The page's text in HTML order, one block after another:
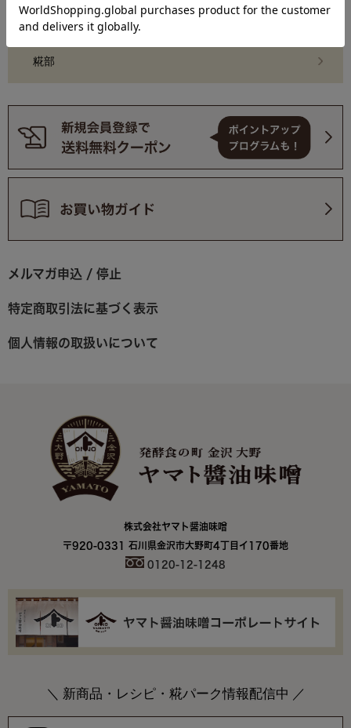
業務用
糀部
メルマガ申込 / 停止
特定商取引法に基づく表示
個人情報の取扱いについて
株式会社ヤマト醤油味噌
〒920-0331 石川県金沢市大野町4丁目イ170番地
0120-12-1248
＼ 新商品・レシピ・糀パーク情報配信中 ／